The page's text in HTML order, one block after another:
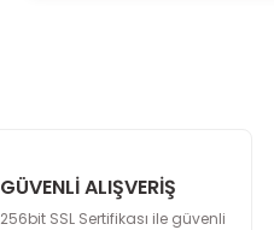
Bu ürüne benzer farklı
GÜVENLİ ALIŞVERİŞ
256bit SSL Sertifikası ile güvenli